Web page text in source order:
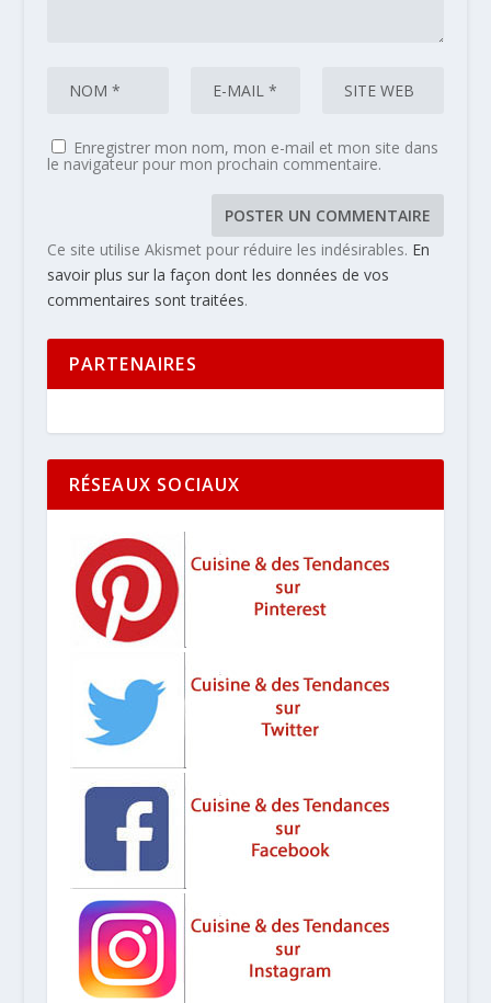
Enregistrer mon nom, mon e-mail et mon site dans
le navigateur pour mon prochain commentaire.
Ce site utilise Akismet pour réduire les indésirables. En
savoir plus sur la façon dont les données de vos
commentaires sont traitées.
PARTENAIRES
RÉSEAUX SOCIAUX